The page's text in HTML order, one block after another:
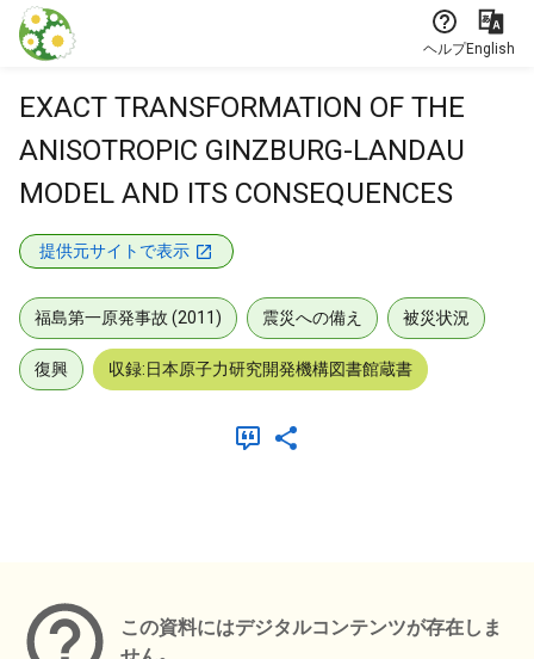
本文に飛ぶ
ヘルプEnglish
EXACT TRANSFORMATION OF THE
ANISOTROPIC GINZBURG-LANDAU
MODEL AND ITS CONSEQUENCES
提供元サイトで表示
福島第一原発事故 (2011) 震災への備え 被災状況
復興 収録:日本原子力研究開発機構図書館蔵書
この資料にはデジタルコンテンツが存在しま